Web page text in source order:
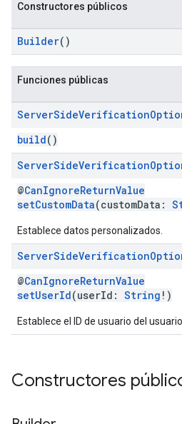
Constructores públicos
Builder()
Funciones públicas
ServerSideVerification
build()
ServerSideVerification
@CanIgnoreReturnValue
setCustomData(customData:
Establece datos personalizados.
ServerSideVerification
@CanIgnoreReturnValue
setUserId(userId: String !)
Establece el ID de usuario del usuario
Constructores